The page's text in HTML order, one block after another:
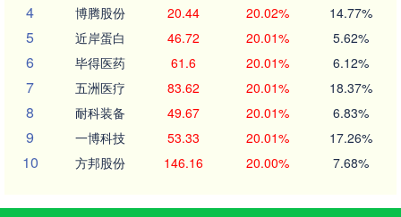
4 博腾股份 20.44 20.02% 14.77%
5 近岸蛋白 46.72 20.01% 5.62%
6 毕得医药 61.6 20.01% 6.12%
7 五洲医疗 83.62 20.01% 18.37%
8 耐科装备 49.67 20.01% 6.83%
9 一博科技 53.33 20.01% 17.26%
10 方邦股份 146.16 20.00% 7.68%